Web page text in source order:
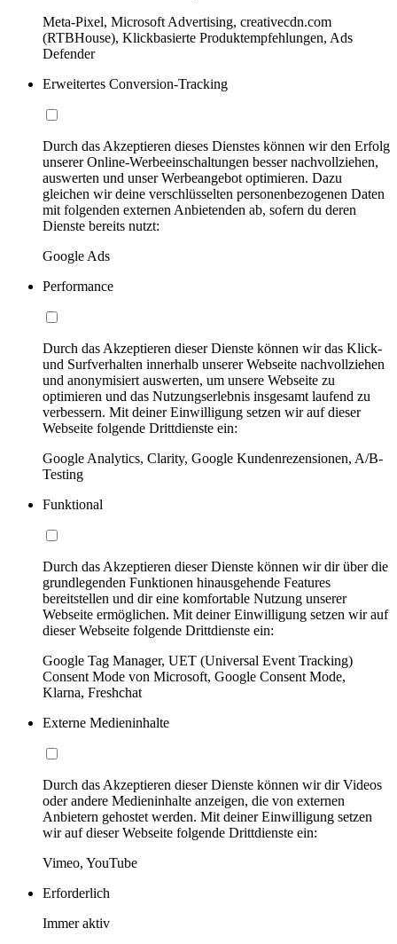
Meta-Pixel, Microsoft Advertising, creativecdn.com
(RTBHouse), Klickbasierte Produktempfehlungen, Ads
Defender
Erweitertes Conversion-Tracking
Durch das Akzeptieren dieses Dienstes können wir den Erfolg
unserer Online-Werbeeinschaltungen besser nachvollziehen,
auswerten und unser Werbeangebot optimieren. Dazu
gleichen wir deine verschlüsselten personenbezogenen Daten
mit folgenden externen Anbietenden ab, sofern du deren
Dienste bereits nutzt:
Google Ads
Performance
Durch das Akzeptieren dieser Dienste können wir das Klick-
und Surfverhalten innerhalb unserer Webseite nachvollziehen
und anonymisiert auswerten, um unsere Webseite zu
optimieren und das Nutzungserlebnis insgesamt laufend zu
verbessern. Mit deiner Einwilligung setzen wir auf dieser
Webseite folgende Drittdienste ein:
Google Analytics, Clarity, Google Kundenrezensionen, A/B-
Testing
Funktional
Durch das Akzeptieren dieser Dienste können wir dir über die
grundlegenden Funktionen hinausgehende Features
bereitstellen und dir eine komfortable Nutzung unserer
Webseite ermöglichen. Mit deiner Einwilligung setzen wir auf
dieser Webseite folgende Drittdienste ein:
Google Tag Manager, UET (Universal Event Tracking)
Consent Mode von Microsoft, Google Consent Mode,
Klarna, Freshchat
Externe Medieninhalte
Durch das Akzeptieren dieser Dienste können wir dir Videos
oder andere Medieninhalte anzeigen, die von externen
Anbietern gehostet werden. Mit deiner Einwilligung setzen
wir auf dieser Webseite folgende Drittdienste ein:
Vimeo, YouTube
Erforderlich
Immer aktiv